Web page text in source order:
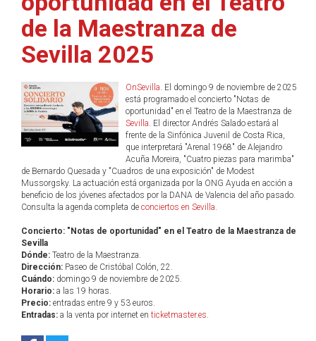
de la Maestranza de
Sevilla 2025
OnSevilla. El domingo 9 de noviembre de 2025
está programado el concierto "Notas de
oportunidad" en el Teatro de la Maestranza de
Sevilla. El director Andrés Salado estará al
frente de la Sinfónica Juvenil de Costa Rica,
que interpretará "Arenal 1968" de Alejandro
Acuña Moreira, "Cuatro piezas para marimba"
de Bernardo Quesada y "Cuadros de una exposición" de Modest
Mussorgsky. La actuación está organizada por la ONG Ayuda en acción a
beneficio de los jóvenes afectados por la DANA de Valencia del año pasado.
Consulta la agenda completa de conciertos en Sevilla.
Concierto: "Notas de oportunidad" en el Teatro de la Maestranza de
Sevilla
Dónde: Teatro de la Maestranza.
Dirección: Paseo de Cristóbal Colón, 22.
Cuándo: domingo 9 de noviembre de 2025.
Horario: a las 19 horas.
Precio: entradas entre 9 y 53 euros.
Entradas: a la venta por internet en ticketmaster.es.